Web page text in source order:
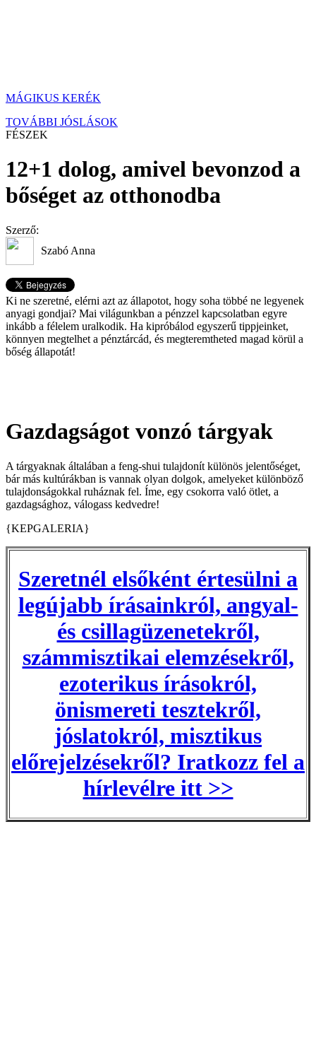
MÁGIKUS KERÉK
TOVÁBBI JÓSLÁSOK
FÉSZEK
12+1 dolog, amivel bevonzod a
bőséget az otthonodba
Szerző:
Szabó Anna
Ki ne szeretné, elérni azt az állapotot, hogy soha többé ne legyenek
anyagi gondjai? Mai világunkban a pénzzel kapcsolatban egyre
inkább a félelem uralkodik. Ha kipróbálod egyszerű tippjeinket,
könnyen megtelhet a pénztárcád, és megteremtheted magad körül a
bőség állapotát!
Gazdagságot vonzó tárgyak
A tárgyaknak általában a feng-shui tulajdonít különös jelentőséget,
bár más kultúrákban is vannak olyan dolgok, amelyeket különböző
tulajdonságokkal ruháznak fel. Íme, egy csokorra való ötlet, a
gazdagsághoz, válogass kedvedre!
{KEPGALERIA}
Szeretnél elsőként értesülni a
legújabb írásainkról, angyal-
és csillagüzenetekről,
számmisztikai elemzésekről,
ezoterikus írásokról,
önismereti tesztekről,
jóslatokról, misztikus
előrejelzésekről? Iratkozz fel a
hírlevélre itt >>